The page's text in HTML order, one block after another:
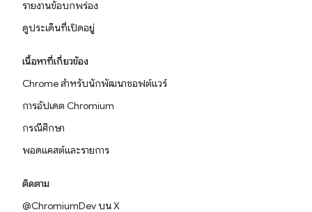
รายงานข้อบกพร่อง
ดูประเด็นที่เปิดอยู่
เนื้อหาที่เกี่ยวข้อง
Chrome สำหรับนักพัฒนาซอฟต์แวร์
การอัปเดต Chromium
กรณีศึกษา
พอดแคสต์และรายการ
ติดตาม
@ChromiumDev บน X